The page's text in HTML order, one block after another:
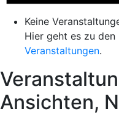
Keine
Hier geht es zu den
Veranstaltungen.
Ansichten,